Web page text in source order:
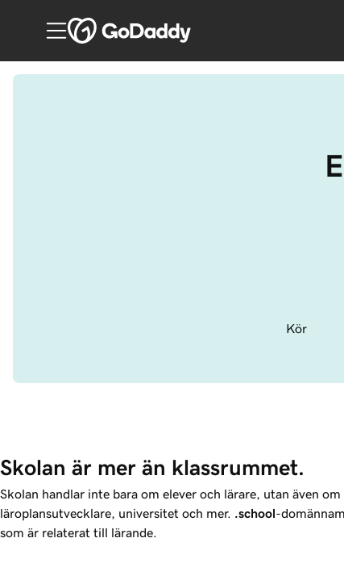
Kör
Skolan är mer än klassrummet.
Skolan handlar inte bara om elever och lärare, utan även om
läroplansutvecklare, universitet och mer. .school-
som är relaterat till lärande.